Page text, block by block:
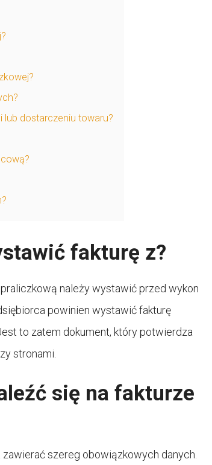
lub dostarczeniu towaru?
fakturę z?
należy wystawić przed wykon
powinien wystawić fakturę
to zatem dokument, który potwierdza
stronami.
się na fakturze
zawierać szereg obowiązkowych danych.